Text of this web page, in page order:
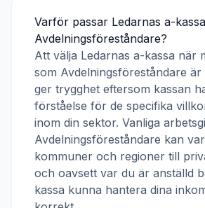
Varför passar Ledarnas a-kassa
Avdelningsföreståndare?
Att välja Ledarnas a-kassa när
som Avdelningsföreståndare är
ger trygghet eftersom kassan
förståelse för de specifika
inom din sektor. Vanliga
Avdelningsföreståndare kan
kommuner och regioner till
och oavsett var du är anställd
kassa kunna hantera dina